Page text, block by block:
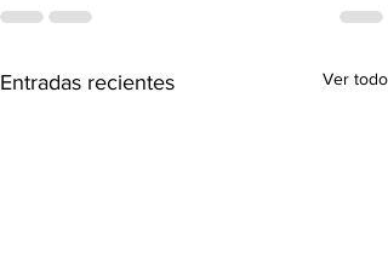
Entradas recientes Ver todo